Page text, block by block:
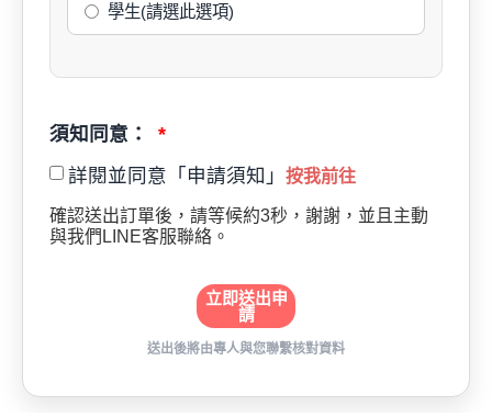
學生(請選此選項)
須知同意：
詳閱並同意「申請須知」 按我前往
確認送出訂單後，請等候約3秒，謝謝，並且主動
與我們LINE客服聯絡。
立即送出申
請